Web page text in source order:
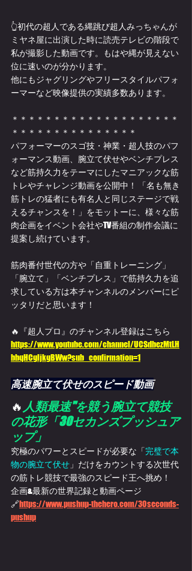
👆初代の超人である縄跳び超人みっちゃんが
ミヤネ屋に出演した時に読売テレビの階段で
私が撮影した動画です。もはや縄が見えない
位に速いのが分かります。
他にもジャグリングやフリースタイルパフォ
ーマーなど映像提供の実績多数あります。
＊＊＊＊＊＊＊＊＊＊＊＊＊＊＊＊＊＊＊＊
＊＊＊＊＊＊＊＊＊＊＊＊＊＊＊
パフォーマーのスゴ技・神業・超人技のパフ
ォーマンス動画、腕立て伏せやベンチプレス
など筋持久力をテーマにしたマニアックな筋
トレやチャレンジ動画を公開中！ 「名も無き
筋トレの猛者にも有名人と同じステージで戦
えるチャンスを！」をモットーに、様々な筋
肉企画をイベント会社やTV番組の制作会議に
提案し続けています。
筋肉番付世代の方や「自重トレーニング」
「腕立て」「ベンチプレス」で筋持久力を追
求している方は本チャンネルのメンバーにピ
ッタリだと思います！
🔥『超人プロ』のチャンネル登録はこちら
https://www.youtube.com/channel/UCSdbezMtLH
bbqHCgljkgBWw?sub_confirmation=1
高速腕立て伏せのスピード動画
🔥 人類最速"を競う腕立て競技
の花形「30セカンズプッシュア
ップ」
究極のパワーとスピードが必要な「完璧で本
物の腕立て伏せ 」だけをカウントする次世代
の筋トレ競技で最強のスピード王へ挑め！
企画&最新の世界記録と動画ページ
🔗https://www.pushup-thehero.com/30seconds-
pushup